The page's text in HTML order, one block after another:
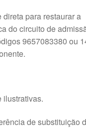
para restaurar a
do circuito de
9657083380 ou
ilustrativas.
de substituição